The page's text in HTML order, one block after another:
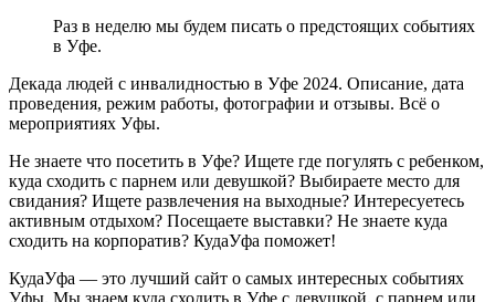
Раз в неделю мы будем писать о предстоящих событиях
в Уфе.
Декада людей с инвалидностью в Уфе 2024. Описание, дата
проведения, режим работы, фотографии и отзывы. Всё о
мероприятиях Уфы.
Не знаете что посетить в Уфе? Ищете где погулять с ребенком,
куда сходить с парнем или девушкой? Выбираете место для
свидания? Ищете развлечения на выходные? Интересуетесь
активным отдыхом? Посещаете выставки? Не знаете куда
сходить на корпоратив? КудаУфа поможет!
КудаУфа — это лучший сайт о самых интересных событиях
Уфы. Мы знаем куда сходить в Уфе с девушкой, с парнем или